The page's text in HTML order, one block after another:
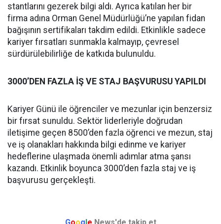
stantlarını gezerek bilgi aldı. Ayrıca katılan her bir
firma adına Orman Genel Müdürlüğü’ne yapılan fidan
bağışının sertifikaları takdim edildi. Etkinlikle sadece
kariyer fırsatları sunmakla kalmayıp, çevresel
sürdürülebilirliğe de katkıda bulunuldu.
3000’DEN FAZLA İŞ VE STAJ BAŞVURUSU YAPILDI
Kariyer Günü ile öğrenciler ve mezunlar için benzersiz
bir fırsat sunuldu. Sektör liderleriyle doğrudan
iletişime geçen 8500’den fazla öğrenci ve mezun, staj
ve iş olanakları hakkında bilgi edinme ve kariyer
hedeflerine ulaşmada önemli adımlar atma şansı
kazandı. Etkinlik boyunca 3000’den fazla staj ve iş
başvurusu gerçekleşti.